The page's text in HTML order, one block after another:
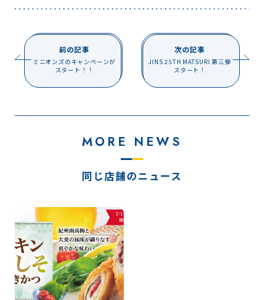
前の記事
ミニオンズのキャンペーンが
スタート！！
次の記事
JINS 25TH MATSURI 第三弾
スタート！
MORE NEWS
同じ店舗のニュース